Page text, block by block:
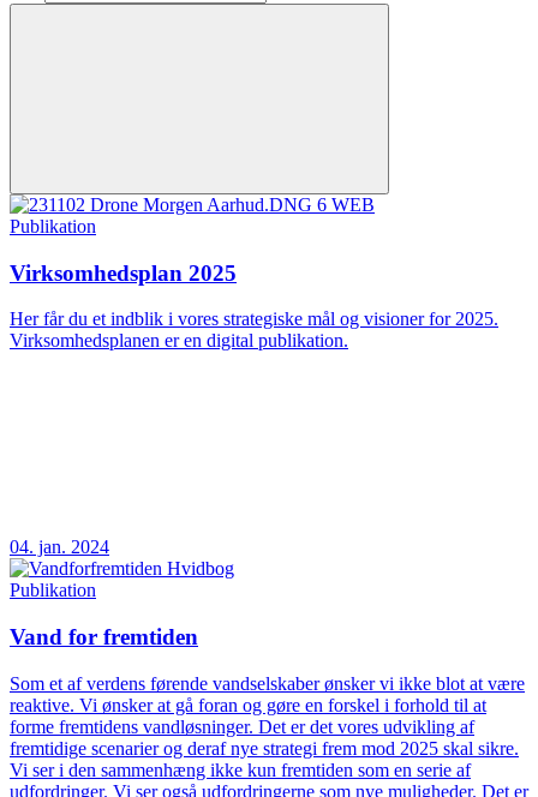
Publikation
Virksomhedsplan 2025
Her får du et indblik i vores strategiske mål og visioner for 2025.
Virksomhedsplanen er en digital publikation.
04. jan. 2024
Publikation
Vand for fremtiden
Som et af verdens førende vandselskaber ønsker vi ikke blot at være
reaktive. Vi ønsker at gå foran og gøre en forskel i forhold til at
forme fremtidens vandløsninger. Det er det vores udvikling af
fremtidige scenarier og deraf nye strategi frem mod 2025 skal sikre.
Vi ser i den sammenhæng ikke kun fremtiden som en serie af
udfordringer. Vi ser også udfordringerne som nye muligheder. Det er